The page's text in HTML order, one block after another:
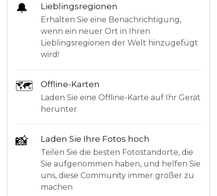
🔔 Lieblingsregionen
Erhalten Sie eine Benachrichtigung,
wenn ein neuer Ort in Ihren
Lieblingsregionen der Welt hinzugefügt
wird!
🗺 Offline-Karten
Laden Sie eine Offline-Karte auf Ihr Gerät
herunter
📸 Laden Sie Ihre Fotos hoch
Teilen Sie die besten Fotostandorte, die
Sie aufgenommen haben, und helfen Sie
uns, diese Community immer größer zu
machen